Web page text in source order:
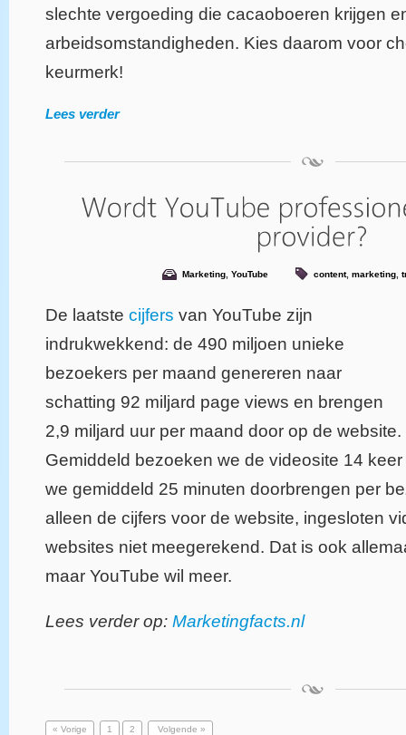
slechte vergoeding die cacaoboeren krijgen
arbeidsomstandigheden. Kies daarom voor
keurmerk!
Lees verder
Marketing, YouTube content, marketing,
De laatste cijfers van YouTube zijn
indrukwekkend: de 490 miljoen unieke
bezoekers per maand genereren naar
schatting 92 miljard page views en brengen
2,9 miljard uur per maand door op de website.
Gemiddeld bezoeken we de videosite 14
we gemiddeld 25 minuten doorbrengen per
alleen de cijfers voor de website, ingesloten
websites niet meegerekend. Dat is ook
maar YouTube wil meer.
Lees verder op: Marketingfacts.nl
« Vorige 1 2 Volgende »